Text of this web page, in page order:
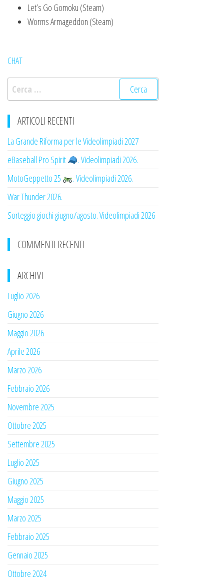
Let’s Go Gomoku (Steam)
Worms Armageddon (Steam)
CHAT
Ricerca
per:
ARTICOLI RECENTI
La Grande Riforma per le Videolimpiadi 2027
eBaseball Pro Spirit
. Videolimpiadi 2026.
MotoGeppetto 25
. Videolimpiadi 2026.
War Thunder 2026.
Sorteggio giochi giugno/agosto. Videolimpiadi 2026
COMMENTI RECENTI
ARCHIVI
Luglio 2026
Giugno 2026
Maggio 2026
Aprile 2026
Marzo 2026
Febbraio 2026
Novembre 2025
Ottobre 2025
Settembre 2025
Luglio 2025
Giugno 2025
Maggio 2025
Marzo 2025
Febbraio 2025
Gennaio 2025
Ottobre 2024